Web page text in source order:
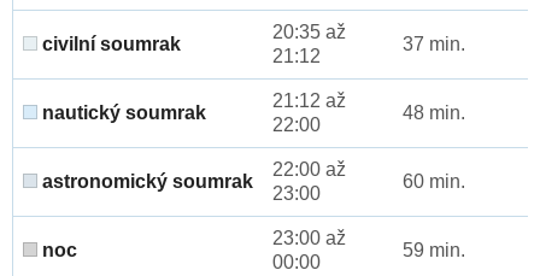
civilní soumrak
20:35 až
21:12
37 min.
nautický soumrak
21:12 až
22:00
48 min.
astronomický soumrak
22:00 až
23:00
60 min.
noc
23:00 až
00:00
59 min.